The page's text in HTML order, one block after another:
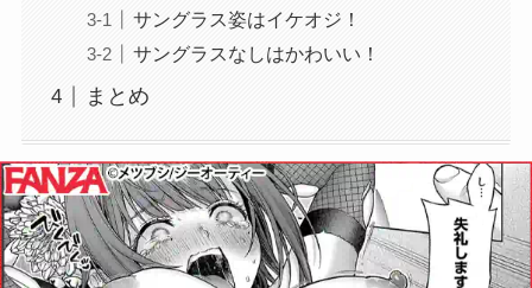
サングラス姿はイケオジ！
サングラスなしはかわいい！
まとめ